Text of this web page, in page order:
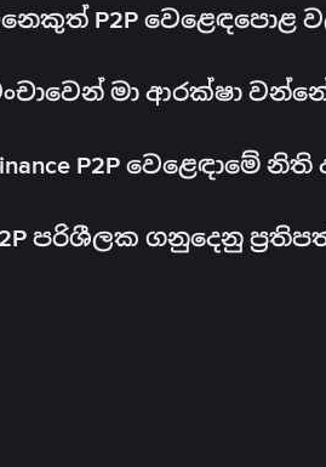
P2P වෙළෙඳපොළ
මා ආරක්ෂා වන්නේ
P2P වෙළෙඳාමේ
පරිශීලක ගනුදෙනු